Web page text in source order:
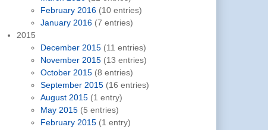
February 2016 (10 entries)
January 2016 (7 entries)
2015
December 2015 (11 entries)
November 2015 (13 entries)
October 2015 (8 entries)
September 2015 (16 entries)
August 2015 (1 entry)
May 2015 (5 entries)
February 2015 (1 entry)